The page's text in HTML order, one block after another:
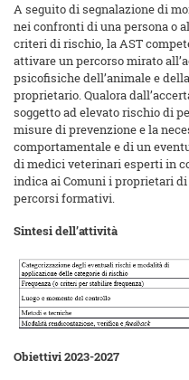
A seguito di segnalazione di
nei confronti di una persona o
criteri di rischio, la AST
attivare un percorso mirato
psicofisiche dell’animale e
proprietario. Qualora
soggetto ad elevato rischio di
misure di prevenzione e la
comportamentale e di un
di medici veterinari esperti in
indica ai Comuni i proprietari
percorsi formativi.
Sintesi dell’attività
Obiettivi 2023-2027